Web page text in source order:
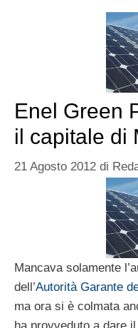
Enel Green
il capitale di
21 Agosto 2012 di
Mancava solamente
dell’Autorità Garante
ma ora si è colmata